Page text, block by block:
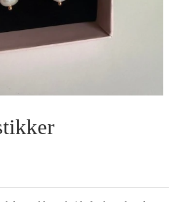
Armbånd
Ankelkæder
Mix and Match